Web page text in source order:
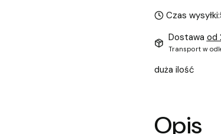
Czas wysyłki:
Dostawa od
Transport w
duża ilość
Opis